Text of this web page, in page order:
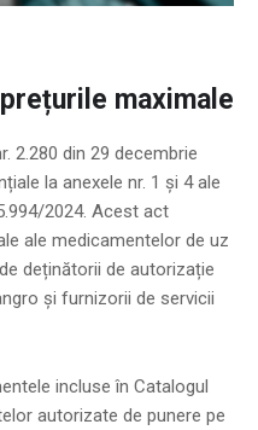
maximale
2.280 din 29 decembrie
la anexele nr. 1 și 4 ale
2024. Acest act
ale medicamentelor de uz
deținătorii de autorizație
și furnizorii de servicii
incluse în Catalogul
autorizate de punere pe